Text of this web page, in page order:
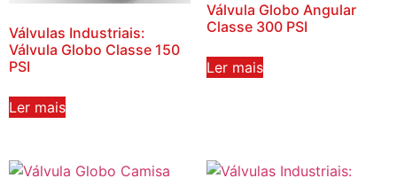
Válvulas Industriais:
Válvula Globo Classe 150
PSI
Ler mais
Válvula Globo Angular
Classe 300 PSI
Ler mais